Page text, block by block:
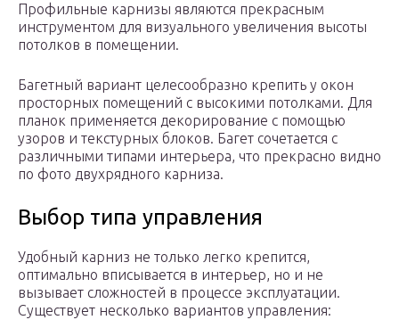
Профильные карнизы являются прекрасным
инструментом для визуального увеличения высоты
потолков в помещении.
Багетный вариант целесообразно крепить у окон
просторных помещений с высокими потолками. Для
планок применяется декорирование с помощью
узоров и текстурных блоков. Багет сочетается с
различными типами интерьера, что прекрасно видно
по фото двухрядного карниза.
Выбор типа управления
Удобный карниз не только легко крепится,
оптимально вписывается в интерьер, но и не
вызывает сложностей в процессе эксплуатации.
Существует несколько вариантов управления: